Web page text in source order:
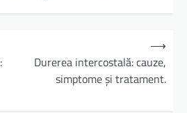
Durerea intercostală: cauze,
simptome și tratament.
⟶